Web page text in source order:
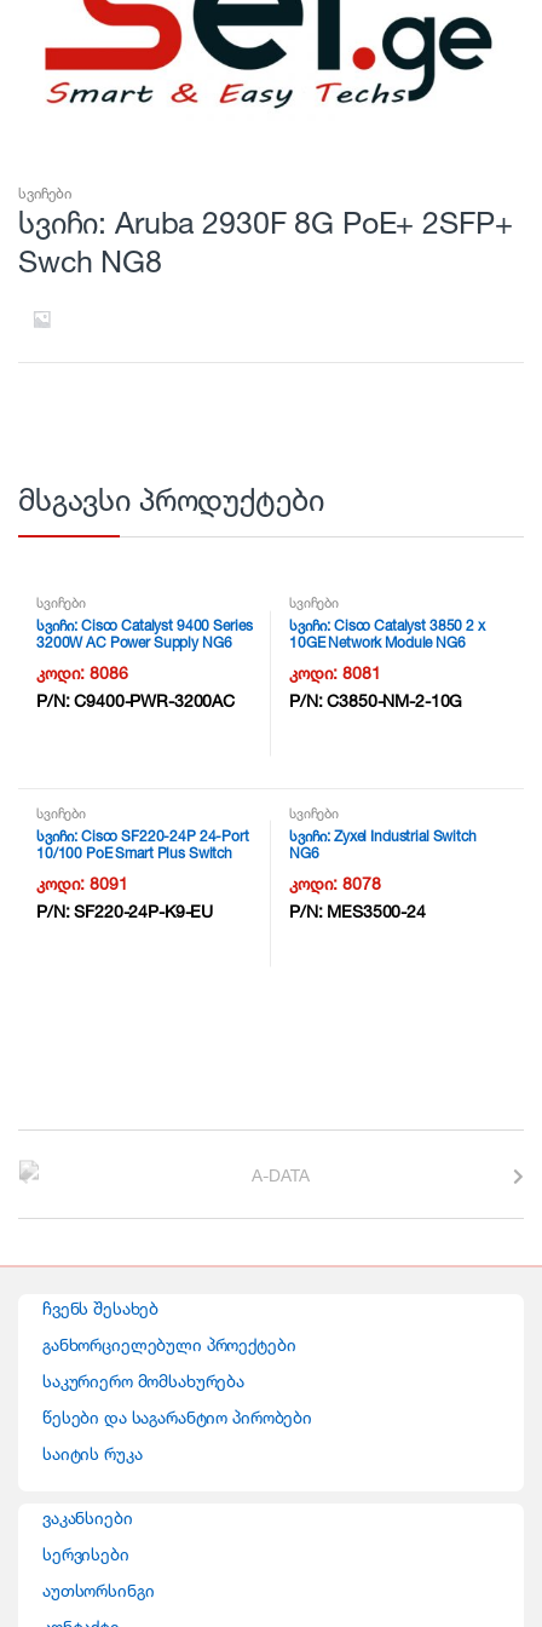
სვიჩები
სვიჩი: Aruba 2930F 8G PoE+ 2SFP+
Swch NG8
მსგავსი პროდუქტები
სვიჩები
სვიჩი: Cisco Catalyst 9400 Series
3200W AC Power Supply NG6
კოდი:8086
P/N:C9400-PWR-3200AC
სვიჩები
სვიჩი: Cisco Catalyst 3850 2 x
10GE Network Module NG6
კოდი:8081
P/N:C3850-NM-2-10G
სვიჩები
სვიჩი: Cisco SF220-24P 24-Port
10/100 PoE Smart Plus Switch
კოდი:8091
P/N:SF220-24P-K9-EU
სვიჩები
სვიჩი: Zyxel Industrial Switch
NG6
კოდი:8078
P/N: MES3500-24
ჩვენს შესახებ
განხორციელებული პროექტები
საკურიერო მომსახურება
წესები და საგარანტიო პირობები
საიტის რუკა
ვაკანსიები
სერვისები
აუთსორსინგი